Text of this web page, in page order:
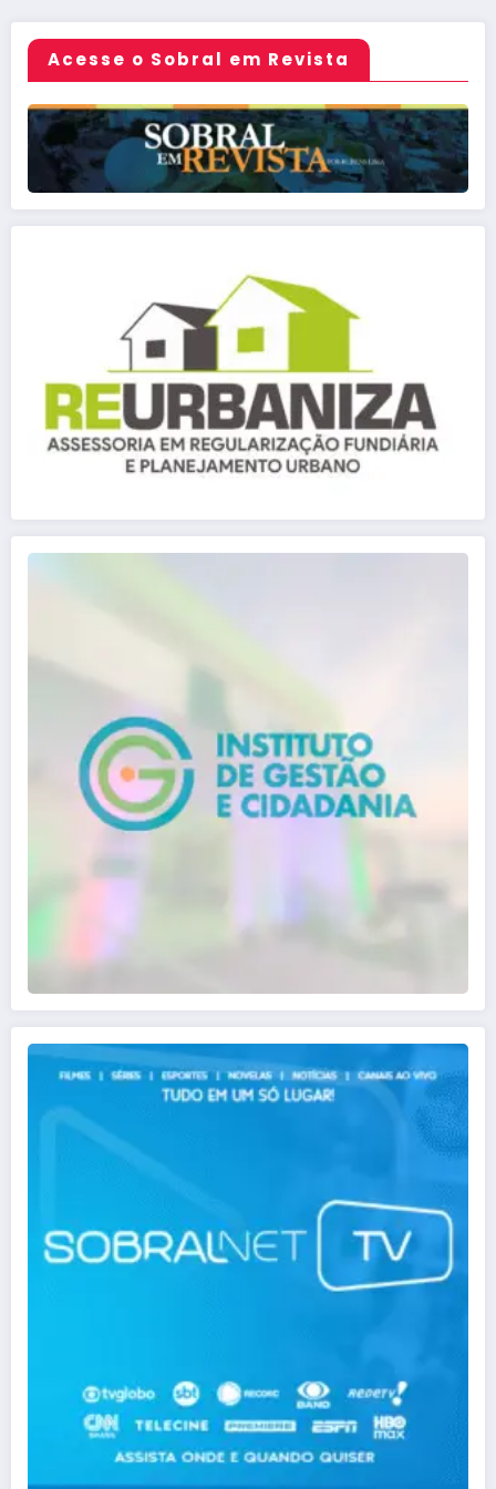
Acesse o Sobral em Revista